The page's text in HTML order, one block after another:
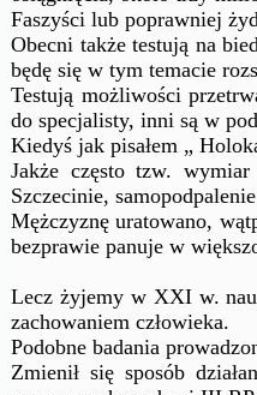
Faszyści lub poprawniej
Obecni także testują na
będę się w tym temacie
Testują możliwości
do specjalisty, inni są w
Kiedyś jak pisałem „
Jakże często tzw.
Szczecinie,
Mężczyznę uratowano,
bezprawie panuje w
Lecz żyjemy w XXI w.
zachowaniem człowieka.
Podobne badania
Zmienił się sposób